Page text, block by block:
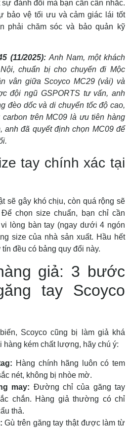
đánh đổi mà bạn cần cân nhắc.
bảo vệ tối ưu và cảm giác lái tốt
phải chăm sóc và bảo quản kỹ
(11/2025):Anh Nam, một khách
chuẩn bị cho chuyến đi Mộc
vân giữa Scoyco MC29 (vải) và
đội ngũ GSPORTS tư vấn, anh
đèo dốc và di chuyển tốc độ cao,
trên MC09 là ưu tiên hàng
anh đã quyết định chọn MC09 để
tay chính xác tại
sẽ gây khó chịu, còn quá rộng sẽ
chọn size chuẩn, bạn chỉ cần
lòng bàn tay (ngay dưới 4 ngón
size của nhà sản xuất. Hầu hết
đều có bảng quy đổi này.
giả: 3 bước
tay Scoyco
Scoyco cũng bị làm giả khá
hàng kém chất lượng, hãy chú ý:
Hàng chính hãng luôn có tem
nét, không bị nhòe mờ.
may: Đường chỉ của găng tay
chắn. Hàng giả thường có chỉ
thả.
Gù trên găng tay thật được làm từ